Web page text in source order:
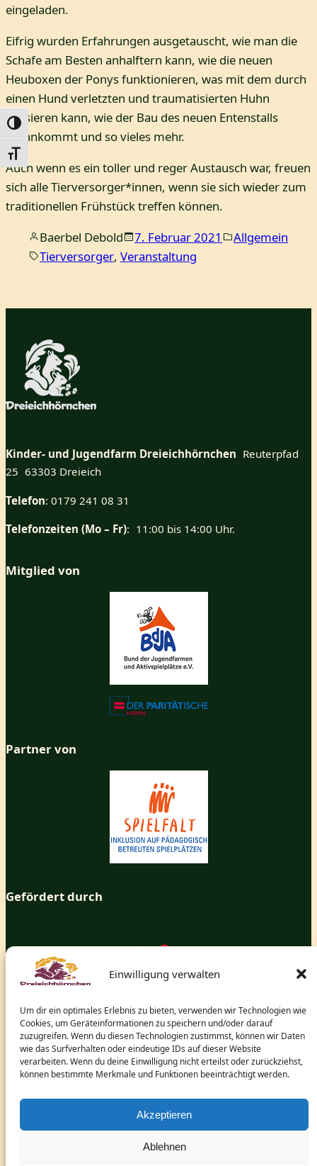
Einwilligung verwalten
Um dir ein optimales Erlebnis zu bieten, verwenden wir Technologien wie
Cookies, um Geräteinformationen zu speichern und/oder darauf
zuzugreifen. Wenn du diesen Technologien zustimmst, können wir Daten
wie das Surfverhalten oder eindeutige IDs auf dieser Website
verarbeiten. Wenn du deine Einwilligung nicht erteilst oder zurückziehst,
können bestimmte Merkmale und Funktionen beeinträchtigt werden.
Akzeptieren
Ablehnen
Umschalten auf hohe Kontraste
Schrift vergrößern
eingeladen.
Eifrig wurden Erfahrungen ausgetauscht, wie man die
Schafe am Besten anhalftern kann, wie die neuen
Heuboxen der Ponys funktionieren, was mit dem durch
einen Hund verletzten und traumatisierten Huhn
passieren kann, wie der Bau des neuen Entenstalls
vorankommt und so vieles mehr.
Auch wenn es ein toller und reger Austausch war, freuen
sich alle Tierversorger*innen, wenn sie sich wieder zum
traditionellen Frühstück treffen können.
Baerbel Debold
7. Februar 2021
Allgemein
Tierversorger, Veranstaltung
Kinder- und Jugendfarm Dreieichhörnchen Reuterpfad
25 63303 Dreieich
Telefon: 0179 241 08 31
Telefonzeiten (Mo – Fr): 11:00 bis 14:00 Uhr.
Mitglied von
Partner von
Gefördert durch
und dem hessischen Ministerium für Arbeit, Integration,
Jugend und Soziales.